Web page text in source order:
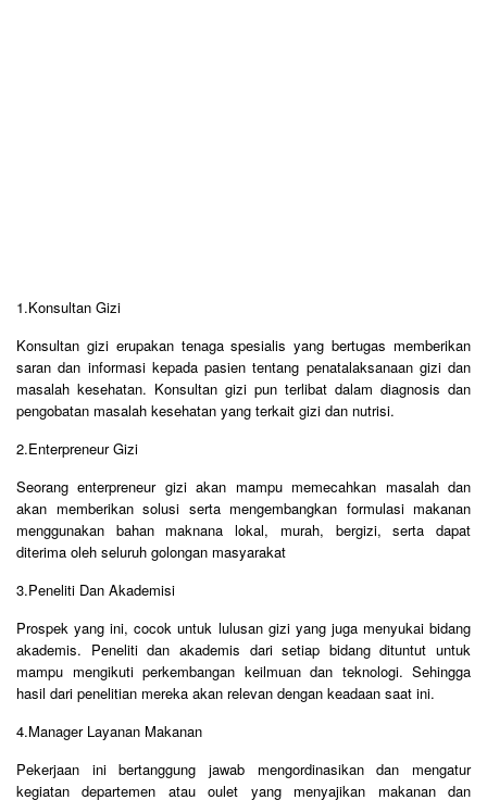
1.Konsultan Gizi
Konsultan gizi erupakan tenaga spesialis yang bertugas memberikan
saran dan informasi kepada pasien tentang penatalaksanaan gizi dan
masalah kesehatan. Konsultan gizi pun terlibat dalam diagnosis dan
pengobatan masalah kesehatan yang terkait gizi dan nutrisi.
2.Enterpreneur Gizi
Seorang enterpreneur gizi akan mampu memecahkan masalah dan
akan memberikan solusi serta mengembangkan formulasi makanan
menggunakan bahan maknana lokal, murah, bergizi, serta dapat
diterima oleh seluruh golongan masyarakat
3.Peneliti Dan Akademisi
Prospek yang ini, cocok untuk lulusan gizi yang juga menyukai bidang
akademis. Peneliti dan akademis dari setiap bidang dituntut untuk
mampu mengikuti perkembangan keilmuan dan teknologi. Sehingga
hasil dari penelitian mereka akan relevan dengan keadaan saat ini.
4.Manager Layanan Makanan
Pekerjaan ini bertanggung jawab mengordinasikan dan mengatur
kegiatan departemen atau oulet yang menyajikan makanan dan